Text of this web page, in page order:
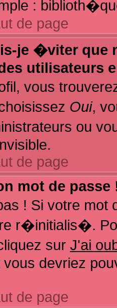
:
de page
je �viter que
utilisateurs
vous
Oui,
ou
de page
mot de passe
! Si votre
r�initialis�.
sur J'ai
devriez
de page